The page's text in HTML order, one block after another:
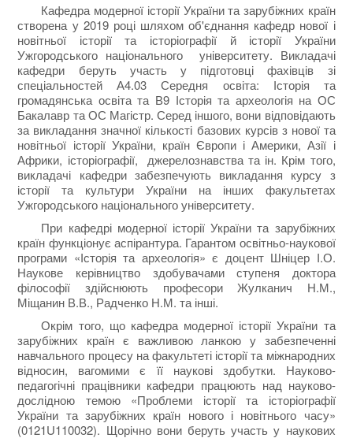
Кафедра модерної історії України та зарубіжних країн
створена у 2019 році шляхом об'єднання кафедр нової і
новітньої історії та історіографії й історії України
Ужгородського національного університету. Викладачі
кафедри беруть участь у підготовці фахівців зі
спеціальностей А4.03 Середня освіта: Історія та
громадянська освіта та В9 Історія та археологія на ОС
Бакалавр та ОС Магістр. Серед іншого, вони відповідають
за викладання значної кількості базових курсів з нової та
новітньої історії України, країн Європи і Америки, Азії і
Африки, історіографії, джерелознавства та ін. Крім того,
викладачі кафедри забезпечують викладання курсу з
історії та культури України на інших факультетах
Ужгородського національного університету.
При кафедрі модерної історії України та зарубіжних
країн функціонує аспірантура. Гарантом освітньо-наукової
програми «Історія та археологія» є доцент Шніцер І.О.
Наукове керівництво здобувачами ступеня доктора
філософії здійснюють професори Жулканич Н.М.,
Міщанин В.В., Радченко Н.М. та інші.
Окрім того, що кафедра модерної історії України та
зарубіжних країн є важливою ланкою у забезпеченні
навчального процесу на факультеті історії та міжнародних
відносин, вагомими є її наукові здобутки. Науково-
педагогічні працівники кафедри працюють над науково-
дослідною темою «Проблеми історії та історіографії
України та зарубіжних країн нового і новітнього часу»
(0121U110032). Щорічно вони беруть участь у наукових